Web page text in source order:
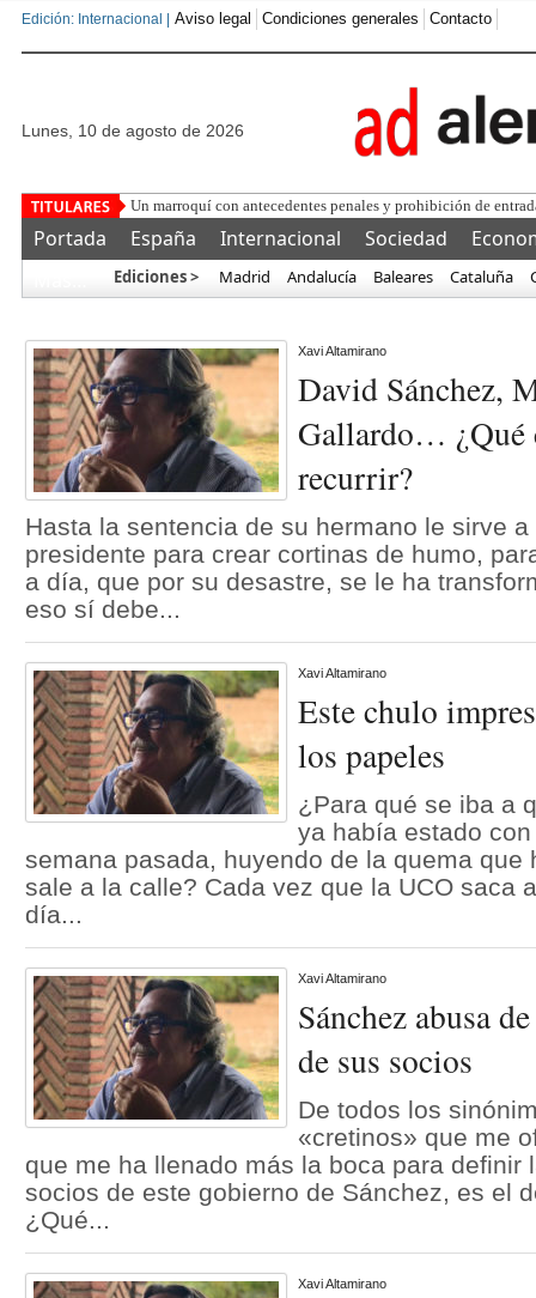
Edición: Internacional | Aviso legal Condiciones generales Contacto
lunes, 10 de agosto de 2026
Las ONGs denuncian que
Portada España Internacional Sociedad
Ediciones > Madrid Andalucía Baleares Cataluña
Xavi Altamirano
David Sánchez,
Gallardo… ¿Qué
recurrir?
Hasta la sentencia de su hermano le sirve
presidente para crear cortinas de humo,
a día, que por su desastre, se le ha
eso sí debe...
Xavi Altamirano
Este chulo
los papeles
¿Para qué se iba a
ya había estado
semana pasada, huyendo de la quema que
sale a la calle? Cada vez que la UCO saca
día...
Xavi Altamirano
Sánchez abusa
de sus socios
De todos los
«cretinos» que me
que me ha llenado más la boca para definir
socios de este gobierno de Sánchez, es el
¿Qué...
Xavi Altamirano